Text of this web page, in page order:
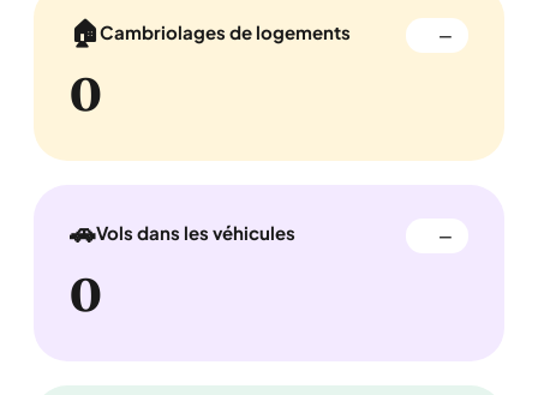
🏠Cambriolages de logements —
0
🚗Vols dans les véhicules —
0